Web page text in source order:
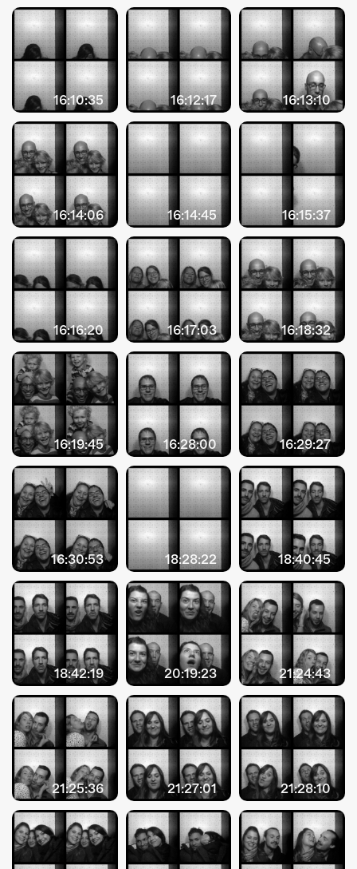
GÖNNEREI
SHOP
MITMACHEN
16:10:35 16:12:17 16:13:10
16:14:06 16:14:45 16:15:37
16:16:20 16:17:03 16:18:32
16:19:45 16:28:00 16:29:27
16:30:53 18:28:22 18:40:45
18:42:19 20:19:23 21:24:43
21:25:36 21:27:01 21:28:10